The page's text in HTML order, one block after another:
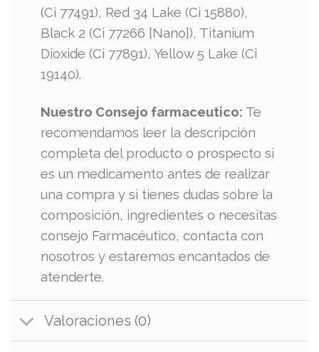
(Ci 77491), Red 34 Lake (Ci 15880),
Black 2 (Ci 77266 [Nano]), Titanium
Dioxide (Ci 77891), Yellow 5 Lake (Ci
19140).
Nuestro Consejo farmaceutico: Te
recomendamos leer la descripción
completa del producto o prospecto si
es un medicamento antes de realizar
una compra y si tienes dudas sobre la
composición, ingredientes o necesitas
consejo Farmacéutico, contacta con
nosotros y estaremos encantados de
atenderte.
Valoraciones (0)